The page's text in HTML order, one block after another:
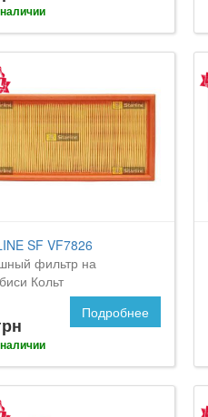
SF VF7826
фильтр на
Кольт
Подробнее